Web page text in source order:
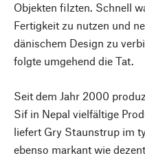
Objekten filzten. Schnell
Fertigkeit zu nutzen und
dänischem Design zu
folgte umgehend die Tat.
Seit dem Jahr 2000
Sif in Nepal vielfältige
liefert Gry Staunstrup im
ebenso markant wie